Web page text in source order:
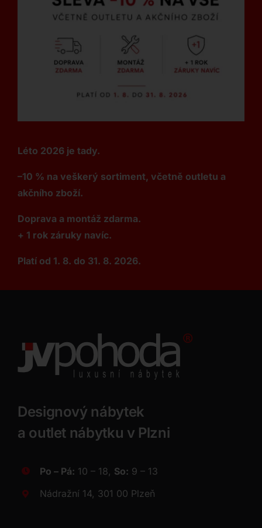
Léto 2026 je tady.
–10 % na veškerý sortiment, včetně outletu a
akčního zboží.
Doprava a montáž zdarma.
+ 1 rok záruky navíc.
Platí od 1. 8. do 31. 8. 2026.
Designový nábytek
a outlet nábytku v Plzni
Po – Pá: 10 – 18, So: 9 – 13
Nádražní 14, 301 00 Plzeň